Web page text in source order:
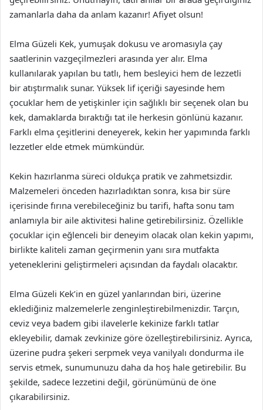
zamanlarla daha da anlam kazanır! Afiyet olsun!
Elma Güzeli Kek, yumuşak dokusu ve aromasıyla çay
saatlerinin vazgeçilmezleri arasında yer alır. Elma
kullanılarak yapılan bu tatlı, hem besleyici hem de lezzetli
bir atıştırmalık sunar. Yüksek lif içeriği sayesinde hem
çocuklar hem de yetişkinler için sağlıklı bir seçenek olan bu
kek, damaklarda bıraktığı tat ile herkesin gönlünü kazanır.
Farklı elma çeşitlerini deneyerek, kekin her yapımında farklı
lezzetler elde etmek mümkündür.
Kekin hazırlanma süreci oldukça pratik ve zahmetsizdir.
Malzemeleri önceden hazırladıktan sonra, kısa bir süre
içerisinde fırına verebileceğiniz bu tarifi, hafta sonu tam
anlamıyla bir aile aktivitesi haline getirebilirsiniz. Özellikle
çocuklar için eğlenceli bir deneyim olacak olan kekin yapımı,
birlikte kaliteli zaman geçirmenin yanı sıra mutfakta
yeteneklerini geliştirmeleri açısından da faydalı olacaktır.
Elma Güzeli Kek’in en güzel yanlarından biri, üzerine
eklediğiniz malzemelerle zenginleştirebilmenizdir. Tarçın,
ceviz veya badem gibi ilavelerle kekinize farklı tatlar
ekleyebilir, damak zevkinize göre özelleştirebilirsiniz. Ayrıca,
üzerine pudra şekeri serpmek veya vanilyalı dondurma ile
servis etmek, sunumunuzu daha da hoş hale getirebilir. Bu
şekilde, sadece lezzetini değil, görünümünü de öne
çıkarabilirsiniz.